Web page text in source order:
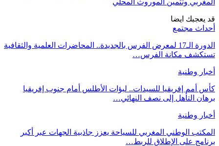
قد يعجبك ايضا
أحداث مجتمع
الدورة الـ17 لمعرض الفرس بالجديدة.. المحاضرات العلمية والثقافية
تستكشف مكانة الفرس…
أخبار وطنية
كأس أمم إفريقيا للسيدات.. لبؤات الأطلس أمام جنوب إفريقيا
برهان التأهل إلى نصف النهائي…
أخبار وطنية
المكتب الوطني المغربي للسياحة يعزز جاذبية الجهات عبر أكبر
برنامج على الإطلاق للربط…